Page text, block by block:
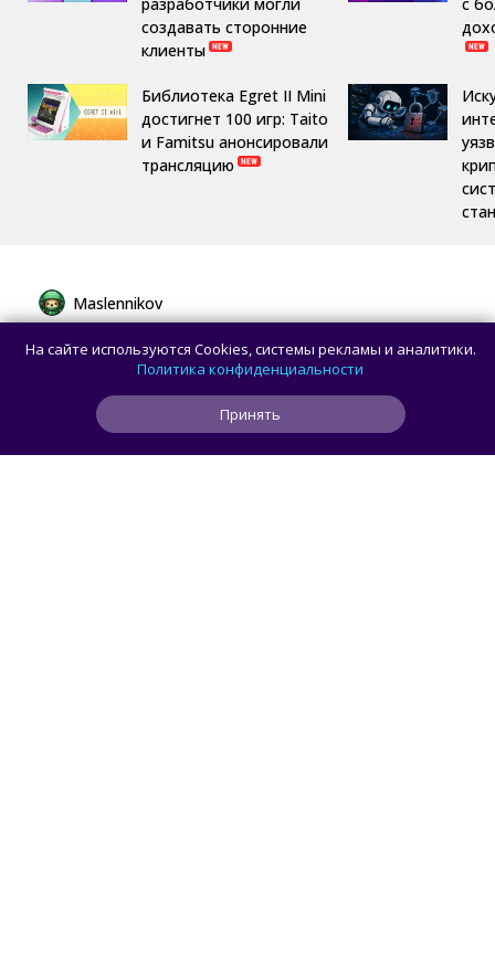
разработчики могли
создавать сторонние
клиенты
Библиотека Egret II Mini
достигнет 100 игр: Taito
и Famitsu анонсировали
трансляцию
с
Maslennikov
Сборная России выиграла 7 золотых
медалей из 8 на Международной
олимпиаде по ИИ
На сайте используются Cookies, системы рекламы и аналитики.
Политика конфиденциальности
Принять